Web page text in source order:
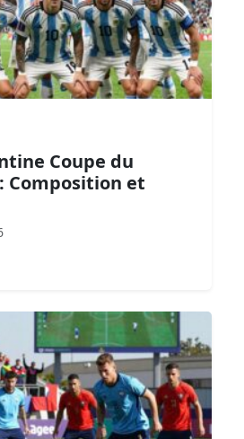
Coupe du
Composition et